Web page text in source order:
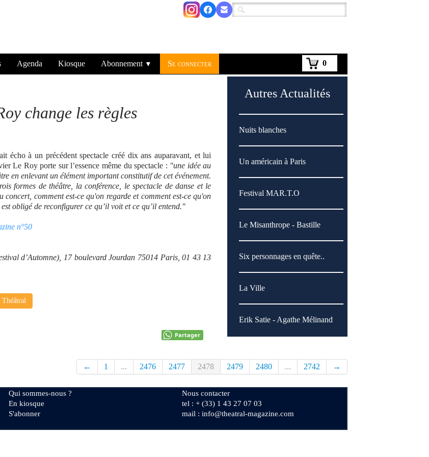
0
Agenda Kiosque Abonnement ▼ Se connecter
change les règles
écho à un précédent spectacle créé dix ans auparavant, et lui
Le Roy porte sur l’essence même du spectacle : "une idée au
en enlevant un élément important constitutif de cet événement.
formes de théâtre, la conférence, le spectacle de danse et le
comment est-ce qu'on regarde et comment est-ce qu'on
obligé de reconfigurer ce qu’il voit et ce qu’il entend."
n°50
d’Automne), 17 boulevard Jourdan 75014 Paris, 01 43 13
Théâtral
Partager
Autres Actualités
Nuits blanches
Un américain à Paris
Festival MAR.T.O
Le Misanthrope - Bastille
Six personnages en quête..
La Ville
Erik Satie - Agathe Mélinand
← 1 ... 2476 2477 2478 2479 2480 ... 2742 →
Qui sommes-nous ?
En kiosque
S'abonner
Nous contacter
tel : + (33) 1 43 27 07 03
mail : info@theatral-magazine.com